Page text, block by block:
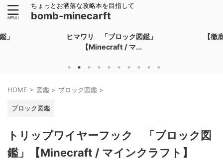
ちょっとお洒落な攻略本を目指して
bomb-minecarft
」
ヒマワリ 「ブロック図鑑」
【Minecraft / マ...
【徹
HOME > 図鑑 > ブロック図鑑 >
ブロック図鑑
トリップワイヤーフック 「ブロック図
鑑」【Minecraft / マインクラフト】